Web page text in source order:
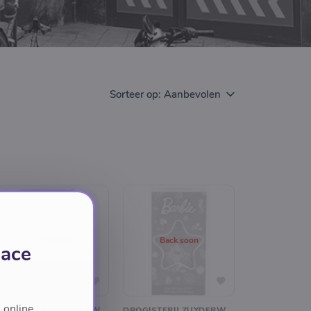
Sorteer op: Aanbevolen
Back soon